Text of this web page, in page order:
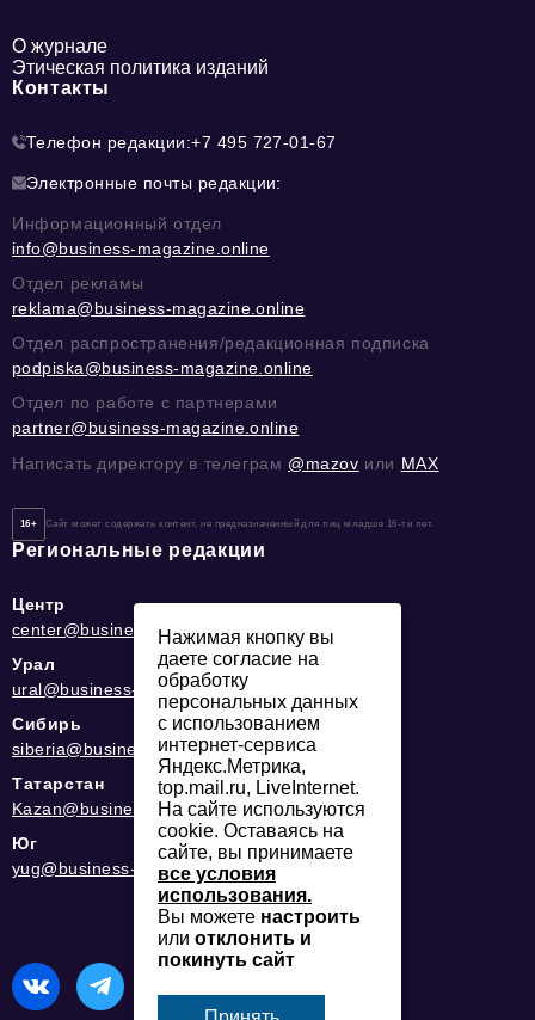
О журнале
Этическая политика изданий
Контакты
Телефон редакции:+7 495 727-01-67
Электронные почты редакции:
Информационный отдел
info@business-magazine.online
Отдел рекламы
reklama@business-magazine.online
Отдел распространения/редакционная подписка
podpiska@business-magazine.online
Отдел по работе с партнерами
partner@business-magazine.online
Написать директору в телеграм @mazov или MAX
16+ Сайт может содержать контент, не предназначенный для лиц младше 16-ти лет.
Региональные редакции
Центр
center@business-magazine.online
Урал
ural@business-magazine.online
Сибирь
siberia@business-magazine.online
Татарстан
Kazan@business-magazine.online
Юг
yug@business-magazine.online
Нажимая кнопку вы
даете согласие на
обработку
персональных данных
с использованием
интернет-сервиса
Яндекс.Метрика,
top.mail.ru, LiveInternet.
На сайте используются
cookie. Оставаясь на
сайте, вы принимаете
все условия
использования.
Вы можете настроить
или отклонить и
покинуть сайт